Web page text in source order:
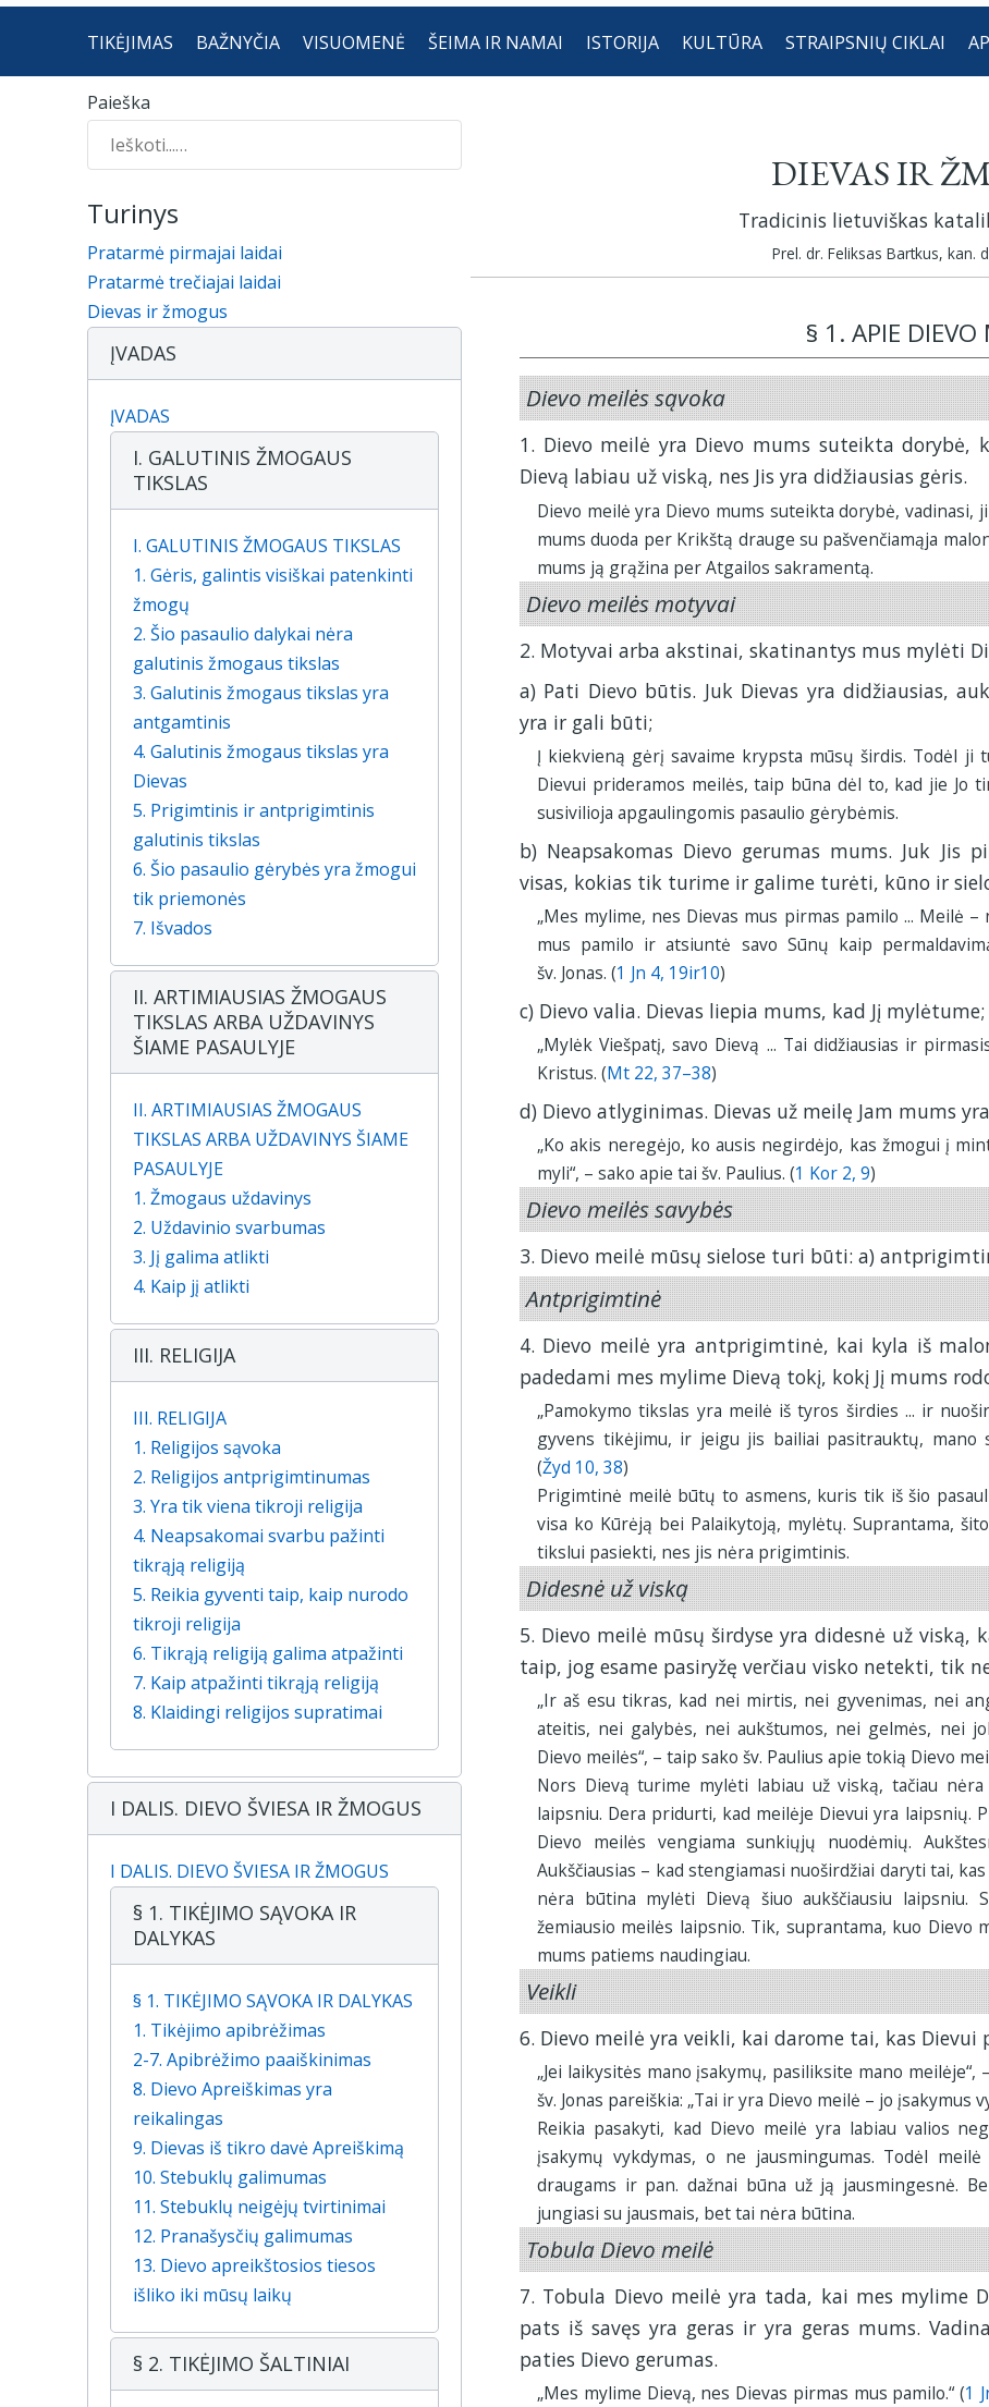
TIKĖJIMAS BAŽNYČIA VISUOMENĖ ŠEIMA IR NAMAI ISTORIJA KULTŪRA STRAIPSNIŲ CIKLAI
Paieška
Turinys
Pratarmė pirmajai laidai
Pratarmė trečiajai laidai
Dievas ir žmogus
ĮVADAS
ĮVADAS
I. GALUTINIS ŽMOGAUS
TIKSLAS
I. GALUTINIS ŽMOGAUS TIKSLAS
1. Gėris, galintis visiškai patenkinti
žmogų
2. Šio pasaulio dalykai nėra
galutinis žmogaus tikslas
3. Galutinis žmogaus tikslas yra
antgamtinis
4. Galutinis žmogaus tikslas yra
Dievas
5. Prigimtinis ir antprigimtinis
galutinis tikslas
6. Šio pasaulio gėrybės yra žmogui
tik priemonės
7. Išvados
II. ARTIMIAUSIAS ŽMOGAUS
TIKSLAS ARBA UŽDAVINYS
ŠIAME PASAULYJE
II. ARTIMIAUSIAS ŽMOGAUS
TIKSLAS ARBA UŽDAVINYS ŠIAME
PASAULYJE
1. Žmogaus uždavinys
2. Uždavinio svarbumas
3. Jį galima atlikti
4. Kaip jį atlikti
III. RELIGIJA
III. RELIGIJA
1. Religijos sąvoka
2. Religijos antprigimtinumas
3. Yra tik viena tikroji religija
4. Neapsakomai svarbu pažinti
tikrąją religiją
5. Reikia gyventi taip, kaip nurodo
tikroji religija
6. Tikrąją religiją galima atpažinti
7. Kaip atpažinti tikrąją religiją
8. Klaidingi religijos supratimai
I DALIS. DIEVO ŠVIESA IR ŽMOGUS
I DALIS. DIEVO ŠVIESA IR ŽMOGUS
§ 1. TIKĖJIMO SĄVOKA IR
DALYKAS
§ 1. TIKĖJIMO SĄVOKA IR DALYKAS
1. Tikėjimo apibrėžimas
2-7. Apibrėžimo paaiškinimas
8. Dievo Apreiškimas yra
reikalingas
9. Dievas iš tikro davė Apreiškimą
10. Stebuklų galimumas
11. Stebuklų neigėjų tvirtinimai
12. Pranašysčių galimumas
13. Dievo apreikštosios tiesos
išliko iki mūsų laikų
§ 2. TIKĖJIMO ŠALTINIAI
DIEVAS IR
Tradicinis lietuviškas
Prel. dr. Feliksas Bartkus, kan.
§ 1. APIE DIEVO
Dievo meilės sąvoka
1. Dievo meilė yra Dievo mums suteikta
Dievą labiau už viską, nes Jis yra didžiausias gėris.
Dievo meilė yra Dievo mums suteikta dorybė,
mums duoda per Krikštą drauge su pašvenčiamąja
mums ją grąžina per Atgailos sakramentą.
Dievo meilės motyvai
2. Motyvai arba akstinai, skatinantys mus mylėti
a) Pati Dievo būtis. Juk Dievas yra didžiausias,
yra ir gali būti;
Į kiekvieną gėrį savaime krypsta mūsų širdis. Todėl ji
Dievui prideramos meilės, taip būna dėl to, kad jie Jo
susivilioja apgaulingomis pasaulio gėrybėmis.
b) Neapsakomas Dievo gerumas mums. Juk
visas, kokias tik turime ir galime turėti, kūno ir
„Mes mylime, nes Dievas mus pirmas pamilo ... Meilė
mus pamilo ir atsiuntė savo Sūnų kaip
šv. Jonas. (1 Jn 4, 19ir10)
c) Dievo valia. Dievas liepia mums, kad Jį mylėtume;
„Mylėk Viešpatį, savo Dievą ... Tai didžiausias ir
Kristus. (Mt 22, 37–38)
d) Dievo atlyginimas. Dievas už meilę Jam mums
„Ko akis neregėjo, ko ausis negirdėjo, kas žmogui į
myli“, – sako apie tai šv. Paulius. (1 Kor 2, 9)
Dievo meilės savybės
3. Dievo meilė mūsų sielose turi būti: a)
Antprigimtinė
4. Dievo meilė yra antprigimtinė, kai kyla iš
padedami mes mylime Dievą tokį, kokį Jį mums
„Pamokymo tikslas yra meilė iš tyros širdies ... ir
gyvens tikėjimu, ir jeigu jis bailiai pasitrauktų, mano
(Žyd 10, 38)
Prigimtinė meilė būtų to asmens, kuris tik iš šio
visa ko Kūrėją bei Palaikytoją, mylėtų. Suprantama,
tikslui pasiekti, nes jis nėra prigimtinis.
Didesnė už viską
5. Dievo meilė mūsų širdyse yra didesnė už
taip, jog esame pasiryžę verčiau visko netekti, tik
„Ir aš esu tikras, kad nei mirtis, nei gyvenimas, nei
ateitis, nei galybės, nei aukštumos, nei gelmės, nei
Dievo meilės“, – taip sako šv. Paulius apie tokią Dievo
Nors Dievą turime mylėti labiau už viską, tačiau
laipsniu. Dera pridurti, kad meilėje Dievui yra laipsnių.
Dievo meilės vengiama sunkiųjų nuodėmių.
Aukščiausias – kad stengiamasi nuoširdžiai daryti tai,
nėra būtina mylėti Dievą šiuo aukščiausiu laipsniu.
žemiausio meilės laipsnio. Tik, suprantama, kuo Dievo
mums patiems naudingiau.
Veikli
6. Dievo meilė yra veikli, kai darome tai, kas
„Jei laikysitės mano įsakymų, pasiliksite mano meilėje“,
šv. Jonas pareiškia: „Tai ir yra Dievo meilė – jo įsakymus
Reikia pasakyti, kad Dievo meilė yra labiau valios
įsakymų vykdymas, o ne jausmingumas. Todėl
draugams ir pan. dažnai būna už ją jausmingesnė.
jungiasi su jausmais, bet tai nėra būtina.
Tobula Dievo meilė
7. Tobula Dievo meilė yra tada, kai mes mylime
pats iš savęs yra geras ir yra geras mums.
paties Dievo gerumas.
„Mes mylime Dievą, nes Dievas pirmas mus pamilo.“ (1